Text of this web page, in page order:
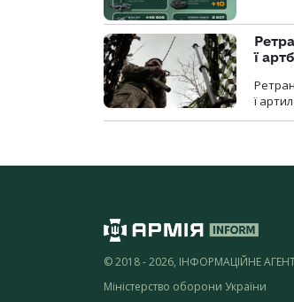
ї
ї
© 2018 - 2026, ІНФОРМАЦІЙНЕ
Міністерство оборони України